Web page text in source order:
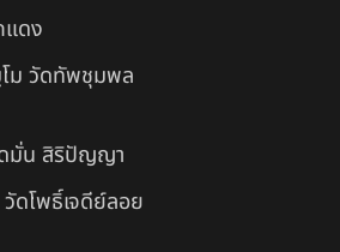
ดง
ม วัดทัพชุมพล
มั่น สิริปัญญา
ดโพธิ์เจดีย์ลอย